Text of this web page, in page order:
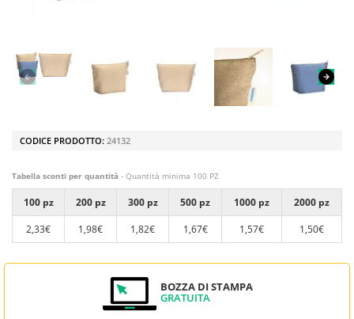
CODICE PRODOTTO: 24132
Tabella sconti per quantità - Quantità minima 100 PZ
100 pz 200 pz 300 pz 500 pz 1000 pz
2000 pz
2,33€
1,98€ 1,82€ 1,67€ 1,57€ 1,50€
BOZZA DI STAMPA
GRATUITA